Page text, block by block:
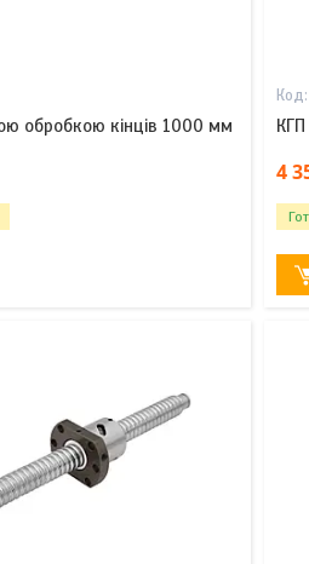
обробкою кінців 1000 мм
4